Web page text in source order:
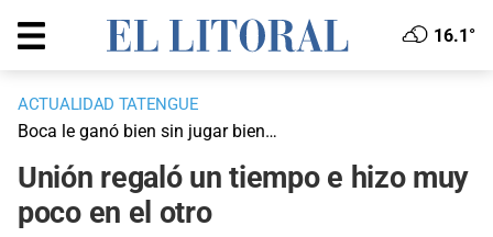
16.1°
ACTUALIDAD TATENGUE
Boca le ganó bien sin jugar bien…
Unión regaló un tiempo e hizo muy
poco en el otro